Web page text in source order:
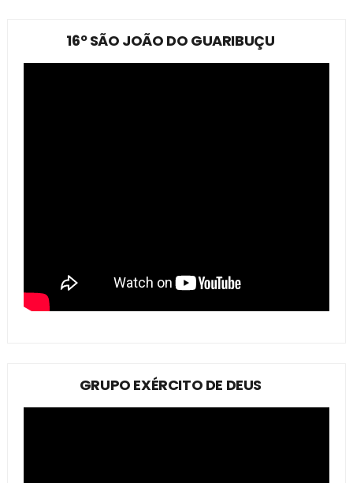
16º SÃO JOÃO DO GUARIBUÇU
GRUPO EXÉRCITO DE DEUS